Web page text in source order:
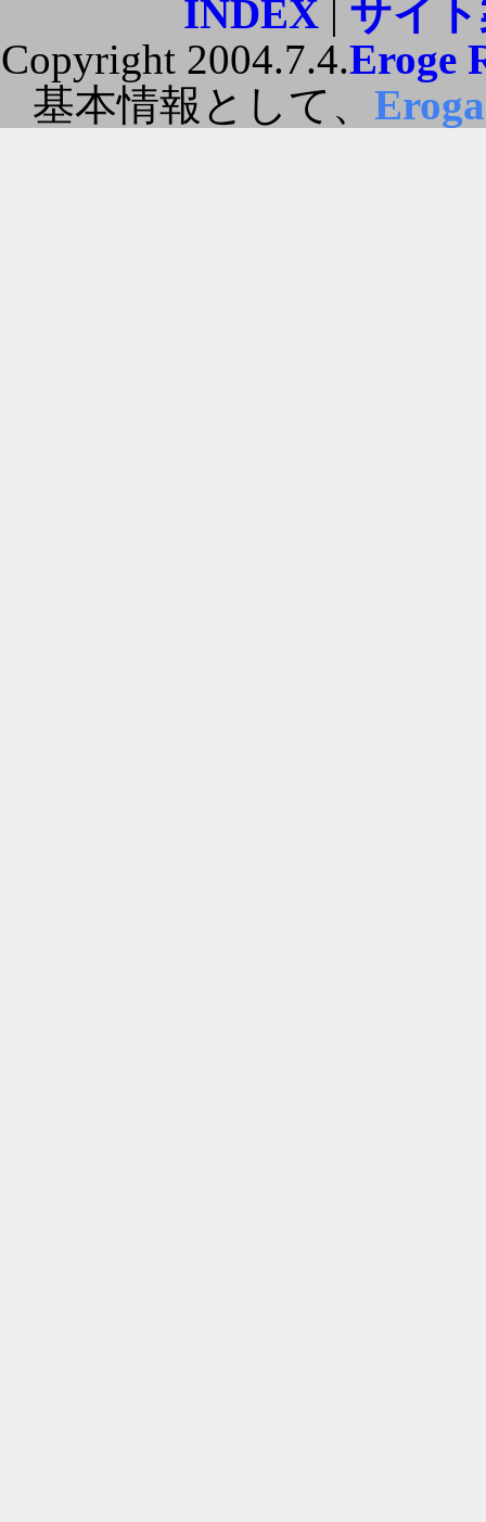
INDEX| サイ
Copyright 2004.7.4.Eroge
基本情報として、